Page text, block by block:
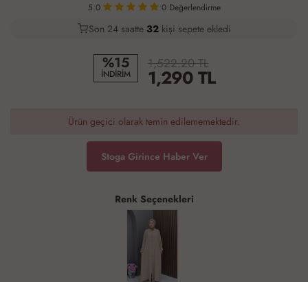
5.0 0 Değerlendirme
28
Son 24 saatte 33kişi sepete ekledi
14
%15
İNDİRİM
1,522.20 TL
1,290TL
Ürün geçici olarak temin edilememektedir.
Stoga Girince Haber Ver
Renk Seçenekleri